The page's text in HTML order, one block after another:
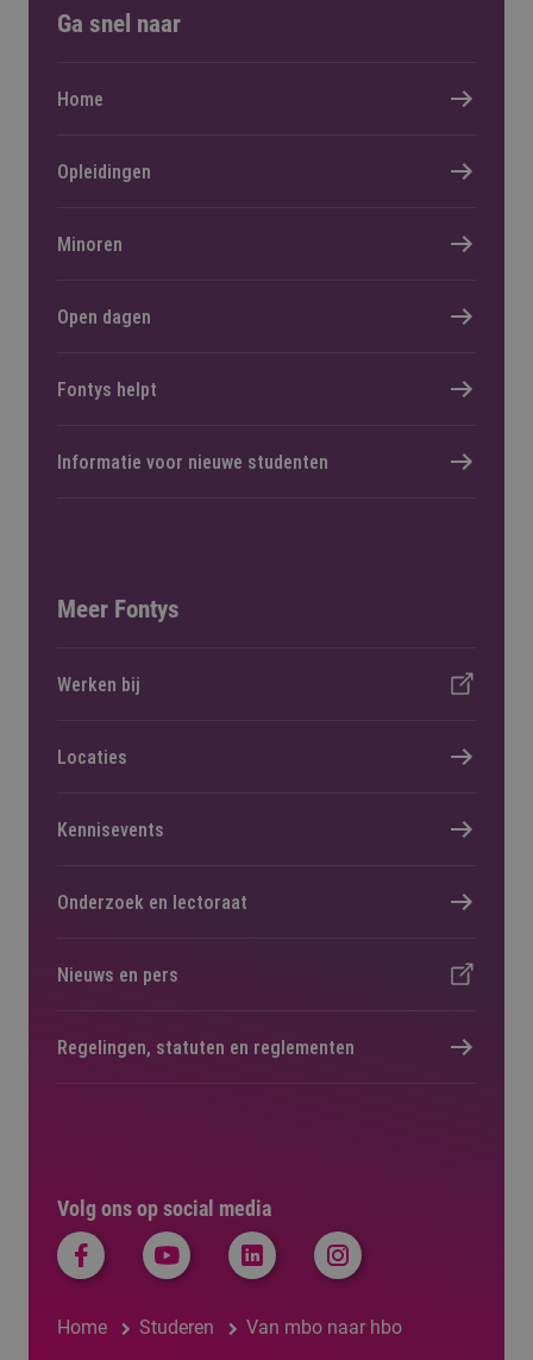
Volg ons op social media
Home Studeren Van mbo naar hbo
Ga snel naar
Home
Opleidingen
Minoren
Open dagen
Fontys helpt
Informatie voor nieuwe studenten
Meer Fontys
Werken bij
Locaties
Kennisevents
Onderzoek en lectoraat
Nieuws en pers
Regelingen, statuten en reglementen